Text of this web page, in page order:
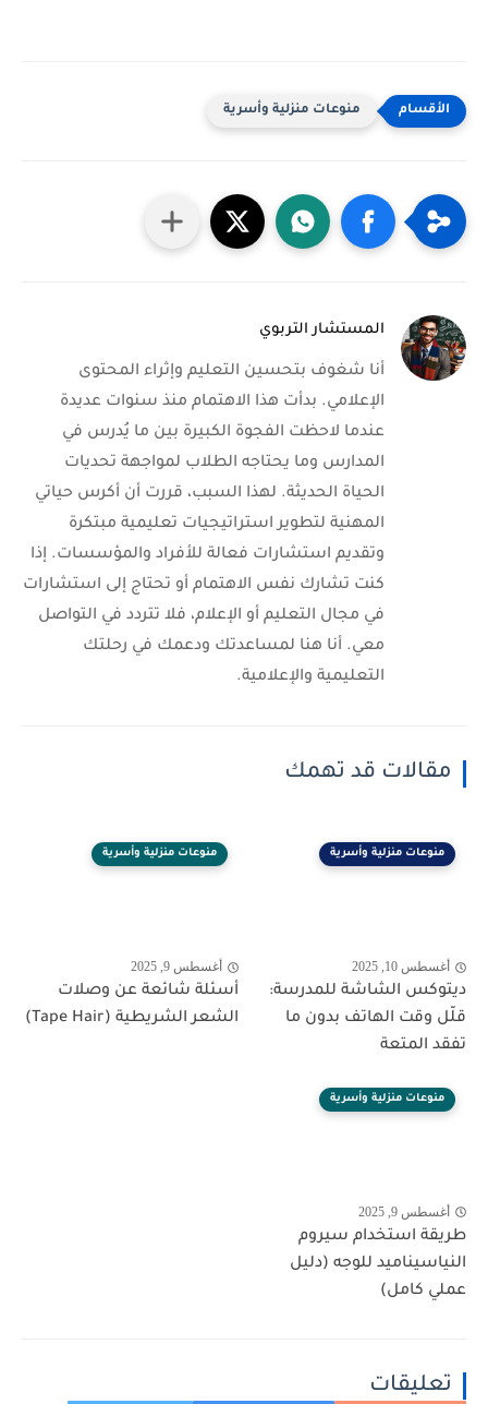
منوعات منزلية وأسرية
المستشار التربوي
أنا شغوف بتحسين التعليم وإثراء المحتوى
الإعلامي. بدأت هذا الاهتمام منذ سنوات عديدة
عندما لاحظت الفجوة الكبيرة بين ما يُدرس في
المدارس وما يحتاجه الطلاب لمواجهة تحديات
الحياة الحديثة. لهذا السبب، قررت أن أكرس حياتي
المهنية لتطوير استراتيجيات تعليمية مبتكرة
وتقديم استشارات فعالة للأفراد والمؤسسات. إذا
كنت تشارك نفس الاهتمام أو تحتاج إلى استشارات
في مجال التعليم أو الإعلام، فلا تتردد في التواصل
معي. أنا هنا لمساعدتك ودعمك في رحلتك
التعليمية والإعلامية.
مقالات قد تهمك
منوعات منزلية وأسرية
أغسطس 10, 2025
ديتوكس الشاشة للمدرسة:
قلّل وقت الهاتف بدون ما
تفقد المتعة
منوعات منزلية وأسرية
أغسطس 9, 2025
أسئلة شائعة عن وصلات
الشعر الشريطية (Tape Hair)
منوعات منزلية وأسرية
أغسطس 9, 2025
طريقة استخدام سيروم
النياسيناميد للوجه (دليل
عملي كامل)
تعليقات